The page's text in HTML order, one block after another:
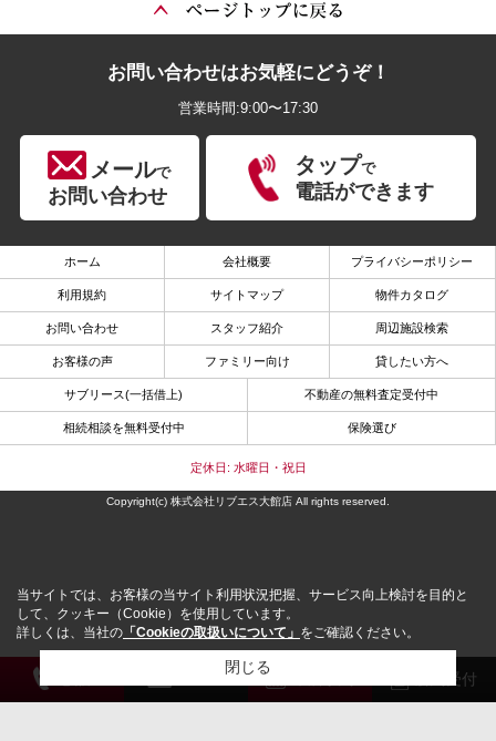
解約受付
お問い合わせはお気軽にどうぞ！
営業時間:9:00〜17:30
メールで
お問い合わせ
タップで
電話ができます
ホーム 会社概要 プライバシーポリシー
利用規約 サイトマップ 物件カタログ
お問い合わせ スタッフ紹介 周辺施設検索
お客様の声 ファミリー向け 貸したい方へ
サブリース(一括借上) 不動産の無料査定受付中
相続相談を無料受付中 保険選び
定休日: 水曜日・祝日
Copyright(c) 株式会社リブエス大館店 All rights reserved.
当サイトでは、お客様の当サイト利用状況把握、サービス向上検討を目的と
して、クッキー（Cookie）を使用しています。
詳しくは、当社の 「Cookieの取扱いについて」 をご確認ください。
閉じる